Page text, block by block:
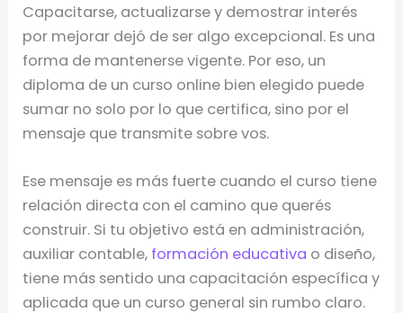
Capacitarse, actualizarse y demostrar interés
por mejorar dejó de ser algo excepcional. Es una
forma de mantenerse vigente. Por eso, un
diploma de un curso online bien elegido puede
sumar no solo por lo que certifica, sino por el
mensaje que transmite sobre vos.
Ese mensaje es más fuerte cuando el curso tiene
relación directa con el camino que querés
construir. Si tu objetivo está en administración,
auxiliar contable, formación educativa o diseño,
tiene más sentido una capacitación específica y
aplicada que un curso general sin rumbo claro.